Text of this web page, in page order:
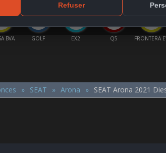
Refuser
BVA GOLF EX2 Q5 FRONTERA
SEAT Arona SEAT Arona 2021